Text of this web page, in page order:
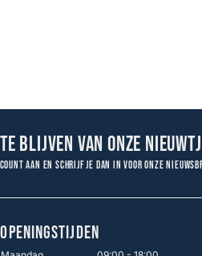
blijven van onze
aan en schrijf je dan in voor onze
OPENINGSTIJDEN